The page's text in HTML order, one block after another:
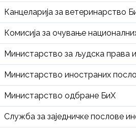
Канцеларија за ветеринарство
Комисија за очување
Министарство за људска права и
Министарство иностраних
Министарство одбране БиХ
Служба за заједничке послове